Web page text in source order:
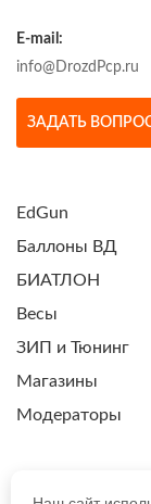
E-mail:
info@DrozdPcp.ru
ЗАДАТЬ
EdGun
Баллоны ВД
БИАТЛОН
Весы
ЗИП и Тюнинг
Магазины
Модераторы